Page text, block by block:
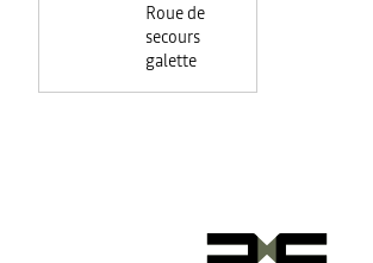
Roue de
secours
galette